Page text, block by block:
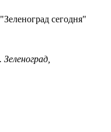
сегодня"